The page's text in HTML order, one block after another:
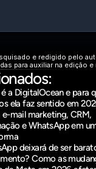
e redigido pelo
para auxiliar na edição e
a DigitalOcean e para
ela faz sentido em
e-mail marketing, CRM,
e WhatsApp em
deixará de ser
Como as